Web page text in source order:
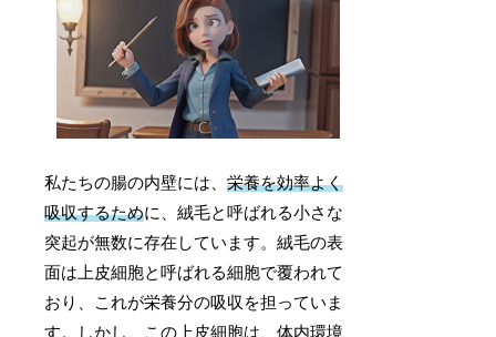
私たちの腸の内壁には、栄養を効率よく
吸収するために、絨毛と呼ばれる小さな
突起が無数に存在しています。絨毛の表
面は上皮細胞と呼ばれる細胞で覆われて
おり、これが栄養分の吸収を担っていま
す。しかし、この上皮細胞は、体内環境